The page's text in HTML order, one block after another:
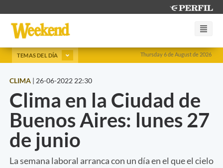
Thursday 6 de August de 2026
TEMAS DEL DÍA
CLIMA | 26-06-2022 22:30
Clima en la Ciudad de
Buenos Aires: lunes 27
de junio
La semana laboral arranca con un día en el que el cielo